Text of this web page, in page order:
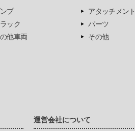
プ
ック
他車両
アタッチメント
パーツ
その他
運営会社について